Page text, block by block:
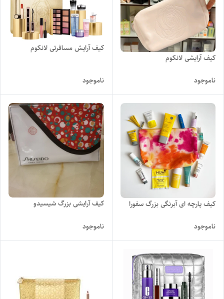
کیف آرایشی لانکوم
ناموجود
کیف آرایش مسافرتی لانکوم
ناموجود
کیف پارچه ای آبرنگی بزرگ سفورا
ناموجود
کیف آرایشی بزرگ شیسیدو
ناموجود